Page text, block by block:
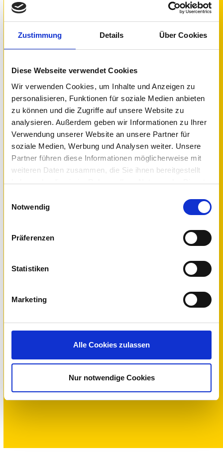
Zustimmung Details Über Cookies
Diese Webseite verwendet Cookies
Wir verwenden Cookies, um Inhalte und Anzeigen zu
personalisieren, Funktionen für soziale Medien anbieten
zu können und die Zugriffe auf unsere Website zu
analysieren. Außerdem geben wir Informationen zu Ihrer
Verwendung unserer Website an unsere Partner für
soziale Medien, Werbung und Analysen weiter. Unsere
Partner führen diese Informationen möglicherweise mit
weiteren Daten zusammen, die Sie ihnen bereitgestellt
haben oder die sie im Rahmen Ihrer Nutzung der Dienste
Notwendig
Präferenzen
Statistiken
Marketing
Alle Cookies zulassen
Nur notwendige Cookies
OEM License (Hardware Bundle)
IGEL Technology came with hardware I
purchased.
hardware purchase.